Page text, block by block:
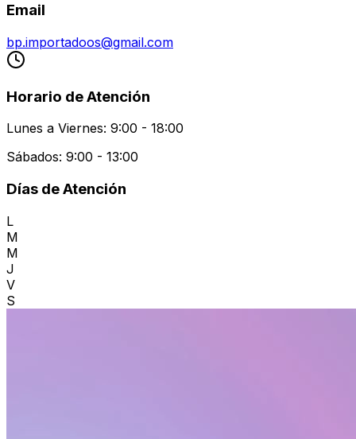
Email
bp.importadoos@gmail.com
Horario de Atención
Lunes a Viernes: 9:00 - 18:00
Sábados: 9:00 - 13:00
Días de Atención
L
M
M
J
V
S